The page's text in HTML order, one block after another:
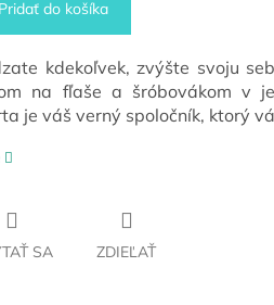
Pridať do košíka
kdekoľvek, zvýšte svoju
na fľaše a šróbovákom v
je váš verný spoločník, ktorý
SA ZDIEĽAŤ